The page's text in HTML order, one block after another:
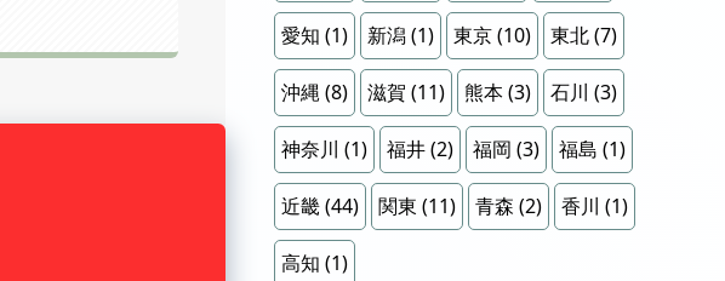
愛知 (1) 新潟(1) 東京(10) 東北(7)
沖縄(8) 滋賀 (11) 熊本(3) 石川 (3)
神奈川 (1) 福井(2) 福岡 (3) 福島 (1)
近畿(44) 関東 (11) 青森 (2) 香川 (1)
高知 (1)